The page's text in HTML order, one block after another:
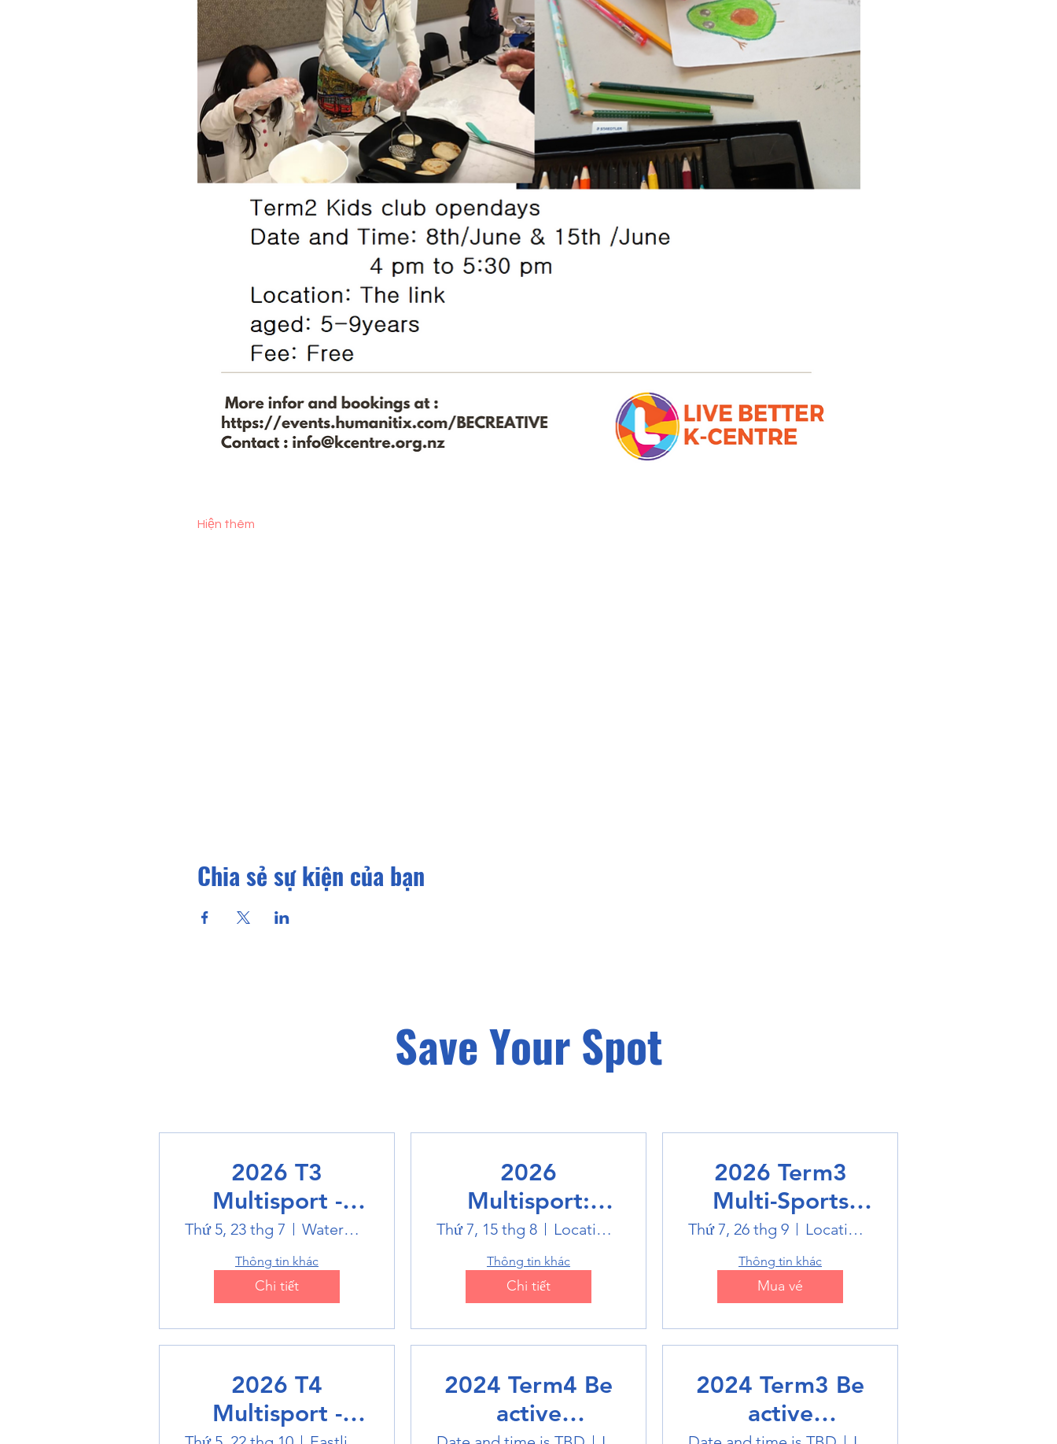
Hiện thêm
Chia sẻ sự kiện của bạn
Save Your Spot
2026 T3
Multisport -
Swimming
Thứ 5, 23 thg 7 Waterworld
Thông tin khác
Chi tiết
2026
Multisport:
Winter Sports
Trip
Thứ 7, 15 thg 8 Location is TBD
Thông tin khác
Chi tiết
2026 Term3
Multi-Sports
Holiday Sports
trails
Thứ 7, 26 thg 9 Location is on the Poster
Thông tin khác
Mua vé
2026 T4
Multisport -
2024 Term4 Be
active
2024 Term3 Be
active